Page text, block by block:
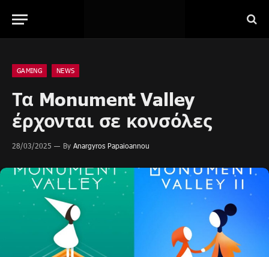
GAMING NEWS
Τα Monument Valley
έρχονται σε κονσόλες
28/03/2025 By Anargyros Papaioannou